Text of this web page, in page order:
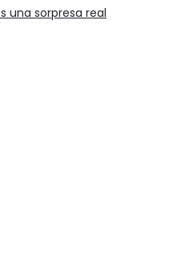
una sorpresa real